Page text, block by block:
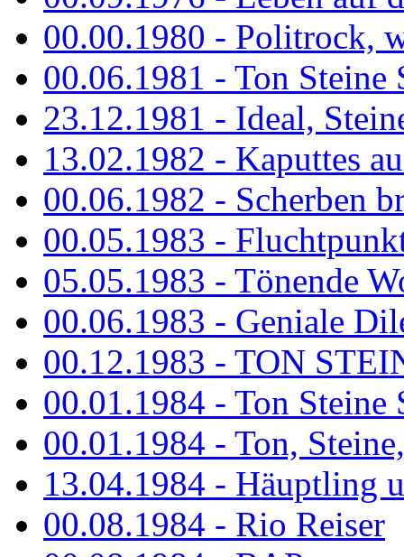
00.00.1980 - Politrock,
00.06.1981 - Ton Steine
23.12.1981 - Ideal,
13.02.1982 - Kaputtes
00.06.1982 - Scherben
00.05.1983 -
05.05.1983 - Tönende
00.06.1983 - Geniale
00.12.1983 - TON
00.01.1984 - Ton Steine
00.01.1984 - Ton,
13.04.1984 - Häuptling
00.08.1984 - Rio Reiser